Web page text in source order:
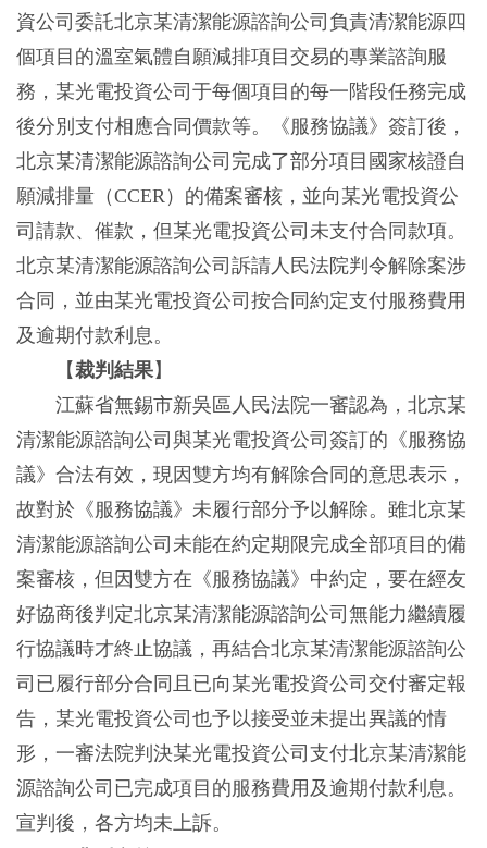
資公司委託北京某清潔能源諮詢公司負責清潔能源四
個項目的溫室氣體自願減排項目交易的專業諮詢服
務，某光電投資公司于每個項目的每一階段任務完成
後分別支付相應合同價款等。《服務協議》簽訂後，
北京某清潔能源諮詢公司完成了部分項目國家核證自
願減排量（CCER）的備案審核，並向某光電投資公
司請款、催款，但某光電投資公司未支付合同款項。
北京某清潔能源諮詢公司訴請人民法院判令解除案涉
合同，並由某光電投資公司按合同約定支付服務費用
及逾期付款利息。
【裁判結果】
江蘇省無錫市新吳區人民法院一審認為，北京某
清潔能源諮詢公司與某光電投資公司簽訂的《服務協
議》合法有效，現因雙方均有解除合同的意思表示，
故對於《服務協議》未履行部分予以解除。雖北京某
清潔能源諮詢公司未能在約定期限完成全部項目的備
案審核，但因雙方在《服務協議》中約定，要在經友
好協商後判定北京某清潔能源諮詢公司無能力繼續履
行協議時才終止協議，再結合北京某清潔能源諮詢公
司已履行部分合同且已向某光電投資公司交付審定報
告，某光電投資公司也予以接受並未提出異議的情
形，一審法院判決某光電投資公司支付北京某清潔能
源諮詢公司已完成項目的服務費用及逾期付款利息。
宣判後，各方均未上訴。